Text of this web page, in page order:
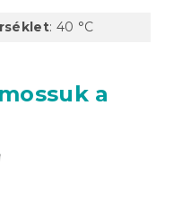
: 40 °C
a